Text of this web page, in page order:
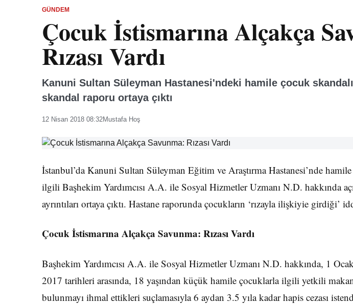
GÜNDEM
Çocuk İstismarına Alçakça
Rızası Vardı
Kanuni Sultan Süleyman Hastanesi'ndeki hamile çocuk
skandal raporu ortaya çıktı
12 Nisan 2018 08:32Mustafa Hoş
İstanbul’da Kanuni Sultan Süleyman Eğitim ve Araştırma Hastanesi’nde
ilgili Başhekim Yardımcısı A.A. ile Sosyal Hizmetler Uzmanı N.D. hakkında
ayrıntıları ortaya çıktı. Hastane raporunda çocukların ‘rızayla ilişkiyie girdiği’
Çocuk İstismarına Alçakça Savunma: Rızası Vardı
Başhekim Yardımcısı A.A. ile Sosyal Hizmetler Uzmanı N.D. hakkında, 1
2017 tarihleri arasında, 18 yaşından küçük hamile çocuklarla ilgili yetkili
bulunmayı ihmal ettikleri suçlamasıyla 6 aydan 3.5 yıla kadar hapis cezası